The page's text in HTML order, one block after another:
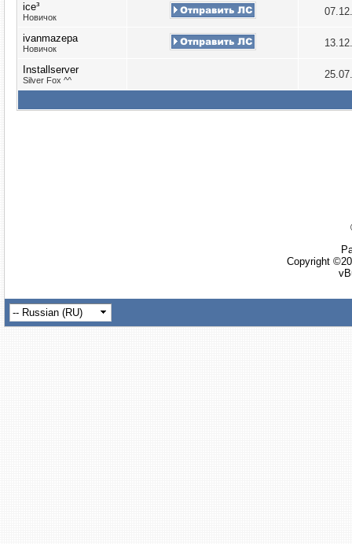
ice³
Новичок
ivanmazepa
Новичок
Installserver
Silver Fox ^^
Copyright